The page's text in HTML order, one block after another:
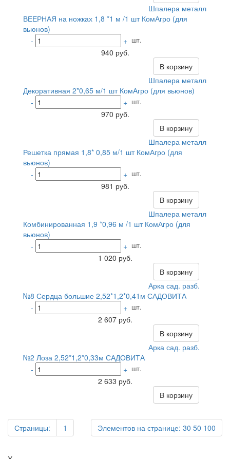
Шпалера металл
ВЕЕРНАЯ на ножках 1,8 *1 м /1 шт КомАгро (для
вьюнов)
-
+ шт.
940 руб.
В корзину
Шпалера металл
Декоративная 2*0,65 м/1 шт КомАгро (для вьюнов)
-
+ шт.
970 руб.
В корзину
Шпалера металл
Решетка прямая 1,8* 0,85 м/1 шт КомАгро (для
вьюнов)
-
+ шт.
981 руб.
В корзину
Шпалера металл
Комбинированная 1,9 *0,96 м /1 шт КомАгро (для
вьюнов)
-
+ шт.
1 020 руб.
В корзину
Арка сад. разб.
№8 Сердца большие 2,52*1,2*0,41м САДОВИТА
-
+ шт.
2 607 руб.
В корзину
Арка сад. разб.
№2 Лоза 2,52*1,2*0,33м САДОВИТА
-
+ шт.
2 633 руб.
В корзину
Элементов на странице: 30 50 100
Страницы: 1